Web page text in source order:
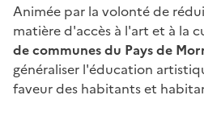
Animée par la volonté de
matière d'accès à l'art et à la
de communes du Pays de
généraliser l'éducation
faveur des habitants et